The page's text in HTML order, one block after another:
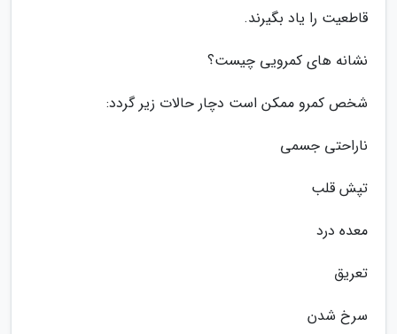
قاطعیت را یاد بگیرند.
نشانه های کمرویی چیست؟
شخص کمرو ممکن است دچار حالات زیر گردد:
ناراحتی جسمی
تپش قلب
معده درد
تعریق
سرخ شدن